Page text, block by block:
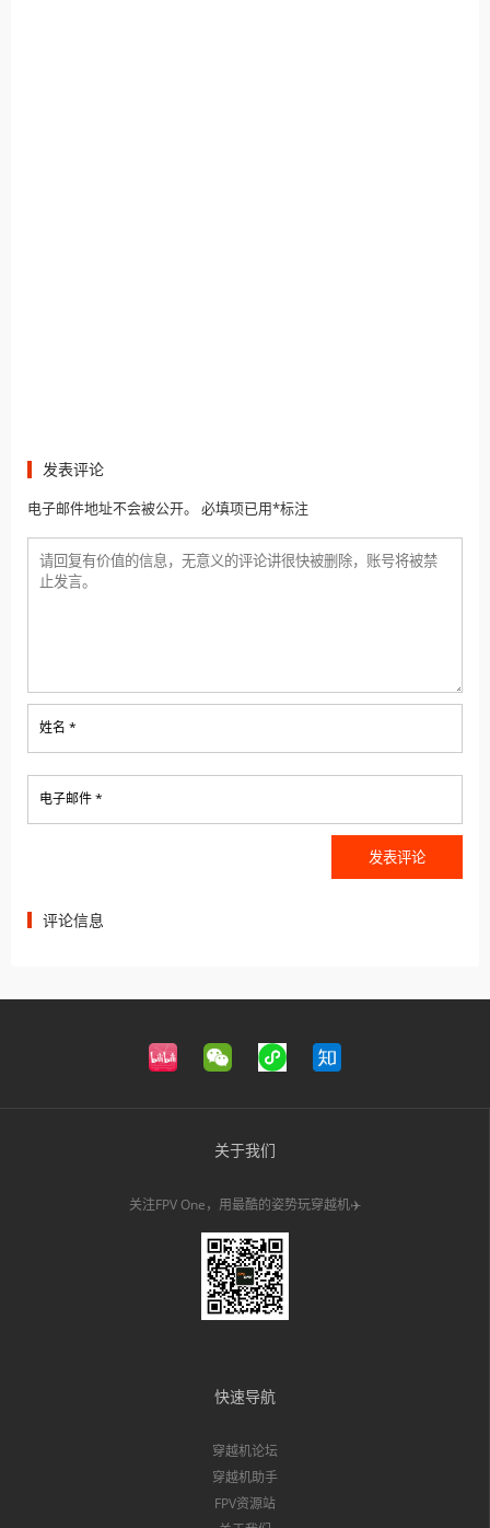
发表评论
电子邮件地址不会被公开。 必填项已用*标注
姓名 *
电子邮件 *
评论信息
关于我们
关注FPV One，用最酷的姿势玩穿越机✈️
快速导航
穿越机论坛
穿越机助手
FPV资源站